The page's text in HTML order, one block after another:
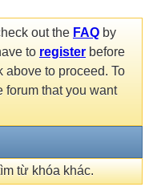
out the FAQ by
to register before
above to proceed. To
forum that you want
từ khóa khác.